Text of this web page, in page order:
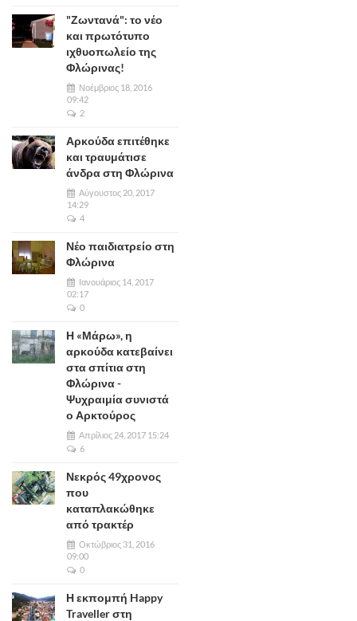
"Ζωντανά": το νέο
και πρωτότυπο
ιχθυοπωλείο της
Φλώρινας!
Νοέμβριος 18, 2016
09:42
2
Αρκούδα επιτέθηκε
και τραυμάτισε
άνδρα στη Φλώρινα
Αύγουστος 20, 2017
14:29
4
Νέο παιδιατρείο στη
Φλώρινα
Ιανουάριος 14, 2017
02:17
0
Η «Μάρω», η
αρκούδα κατεβαίνει
στα σπίτια στη
Φλώρινα -
Ψυχραιμία συνιστά
ο Αρκτούρος
Απρίλιος 24, 2017 15:24
6
Νεκρός 49χρονος
που
καταπλακώθηκε
από τρακτέρ
Οκτώβριος 31, 2016
09:00
0
Η εκπομπή Happy
Traveller στη